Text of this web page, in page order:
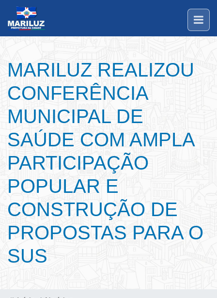
MARILUZ REALIZOU
CONFERÊNCIA
MUNICIPAL DE
SAÚDE COM AMPLA
PARTICIPAÇÃO
POPULAR E
CONSTRUÇÃO DE
PROPOSTAS PARA O
SUS